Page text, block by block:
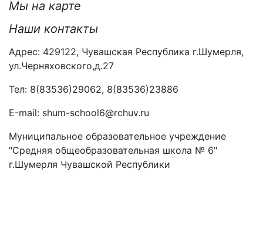
Мы на карте
Наши контакты
Адрес: 429122, Чувашская Республика г.Шумерля,
ул.Черняховского,д.27
Тел: 8(83536)29062, 8(83536)23886
Е-mail: shum-school6@rchuv.ru
Муниципальное образовательное учреждение
"Средняя общеобразовательная школа № 6"
г.Шумерля Чувашской Республики